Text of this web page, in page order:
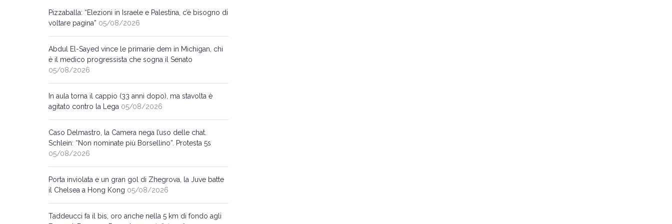
Pizzaballa: “Elezioni in Israele e Palestina, c’è bisogno di
voltare pagina” 05/08/2026
Abdul El-Sayed vince le primarie dem in Michigan, chi
è il medico progressista che sogna il Senato
05/08/2026
In aula torna il cappio (33 anni dopo), ma stavolta è
agitato contro la Lega 05/08/2026
Caso Delmastro, la Camera nega l’uso delle chat.
Schlein: “Non nominate più Borsellino”. Protesta 5s
05/08/2026
Porta inviolata e un gran gol di Zhegrova, la Juve batte
il Chelsea a Hong Kong 05/08/2026
Taddeucci fa il bis, oro anche nella 5 km di fondo agli